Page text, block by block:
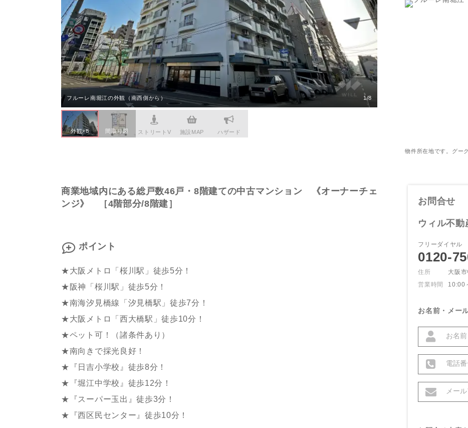
シンプル検索
AIでさがす
住まいをさがすときに役立つ読みもの
住まいを売るときに役立つ読みもの
神戸市灘区
CSR活動
ウィルのストーリー
会社への問合せ
広告代理・クリエイティブ事業
コンサルティング事業
デジタルマーケティング事業
会社見学会
IRに関する問合せ
フルーレ南堀江の外観（南西側から） 1/8
外観×8 間取り図 ストリートV 施設MAP ハザード
物件所在地です。グー
商業地域内にある総戸数46戸・8階建ての中古マンション 《オーナーチェ
ンジ》 ［4階部分/8階建］
ポイント
★大阪メトロ「桜川駅」徒歩5分！
★阪神「桜川駅」徒歩5分！
★南海汐見橋線「汐見橋駅」徒歩7分！
★大阪メトロ「西大橋駅」徒歩10分！
★ペット可！（諸条件あり）
★南向きで採光良好！
★『日吉小学校』徒歩8分！
★『堀江中学校』徒歩12分！
★『スーパー玉出』徒歩3分！
★『西区民センター』徒歩10分！
お問合せ
ウィル不動
フリーダイヤル
0120-
住所
大阪
営業時間
10:00
お名前・メー